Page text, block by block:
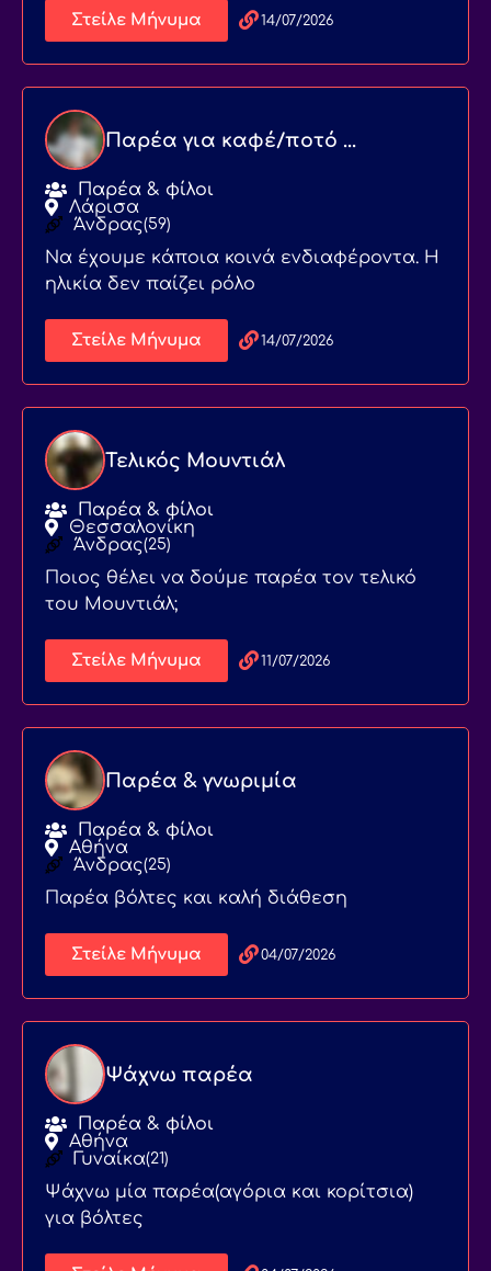
Στείλε Μήνυμα 14/07/2026
Παρέα για καφέ/ποτό ...
Παρέα & φίλοι
Λάρισα
Άνδρας(59)
Να έχουμε κάποια κοινά ενδιαφέροντα. Η
ηλικία δεν παίζει ρόλο
Στείλε Μήνυμα 14/07/2026
Τελικός Μουντιάλ
Παρέα & φίλοι
Θεσσαλονίκη
Άνδρας(25)
Ποιος θέλει να δούμε παρέα τον τελικό
του Μουντιάλ;
Στείλε Μήνυμα 11/07/2026
Παρέα & γνωριμία
Παρέα & φίλοι
Αθήνα
Άνδρας(25)
Παρέα βόλτες και καλή διάθεση
Στείλε Μήνυμα 04/07/2026
Ψάχνω παρέα
Παρέα & φίλοι
Αθήνα
Γυναίκα(21)
Ψάχνω μία παρέα(αγόρια και κορίτσια)
για βόλτες